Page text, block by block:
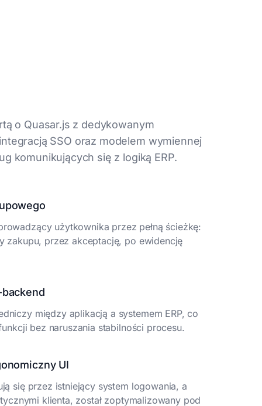
o Quasar.js z dedykowanym
SSO oraz modelem wymiennej
komunikujących się z logiką ERP.
użytkownika przez pełną ścieżkę:
zakupu, przez akceptację, po ewidencję
między aplikacją a systemem ERP, co
bez naruszania stabilności procesu.
UI
się przez istniejący system logowania, a
klienta, został zoptymalizowany pod